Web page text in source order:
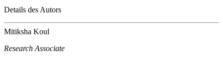
Details des Autors
Mitiksha Koul
Research Associate